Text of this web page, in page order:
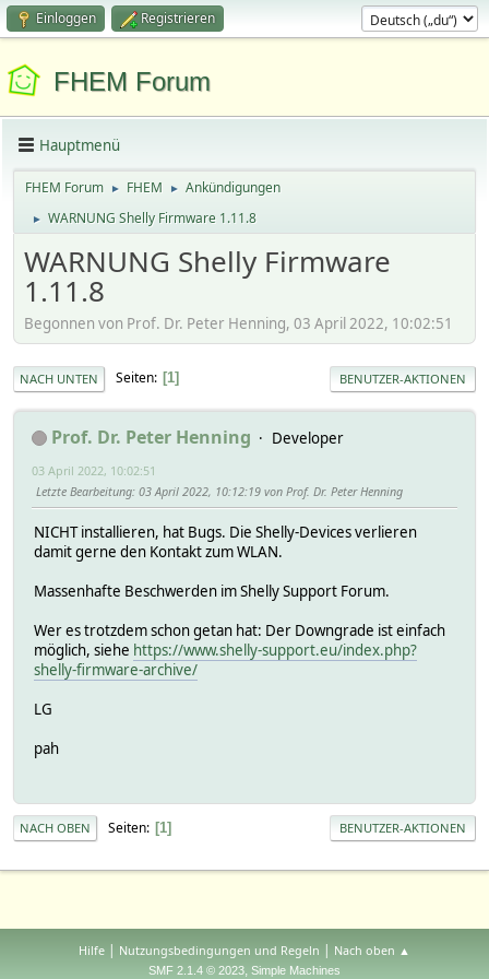
Einloggen Registrieren
FHEM Forum
Hauptmenü
FHEM Forum ► FHEM ► Ankündigungen
► WARNUNG Shelly Firmware 1.11.8
WARNUNG Shelly Firmware
1.11.8
Begonnen von Prof. Dr. Peter Henning, 03 April 2022, 10:02:51
NACH UNTEN Seiten 1 BENUTZER-AKTIONEN
Prof. Dr. Peter Henning Developer
03 April 2022, 10:02:51
Letzte Bearbeitung: 03 April 2022, 10:12:19 von Prof. Dr. Peter Henning
NICHT installieren, hat Bugs. Die Shelly-Devices verlieren
damit gerne den Kontakt zum WLAN.
Massenhafte Beschwerden im Shelly Support Forum.
Wer es trotzdem schon getan hat: Der Downgrade ist einfach
möglich, siehe https://www.shelly-support.eu/index.php?
shelly-firmware-archive/
LG
pah
NACH OBEN Seiten 1 BENUTZER-AKTIONEN
Hilfe Nutzungsbedingungen und Regeln Nach oben ▲
SMF 2.1.4 © 2023, Simple Machines